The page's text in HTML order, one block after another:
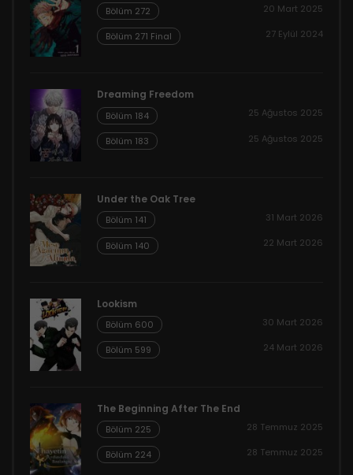
Bölüm 272 20 Mart 2025
Bölüm 271 Final 27 Eylül 2024
Dreaming Freedom
Bölüm 184 25 Ağustos 2025
Bölüm 183 25 Ağustos 2025
Under the Oak Tree
Bölüm 141 31 Mart 2026
Bölüm 140 22 Mart 2026
Lookism
Bölüm 600 30 Mart 2026
Bölüm 599 24 Mart 2026
The Beginning After The End
Bölüm 225 28 Temmuz 2025
Bölüm 224 28 Temmuz 2025